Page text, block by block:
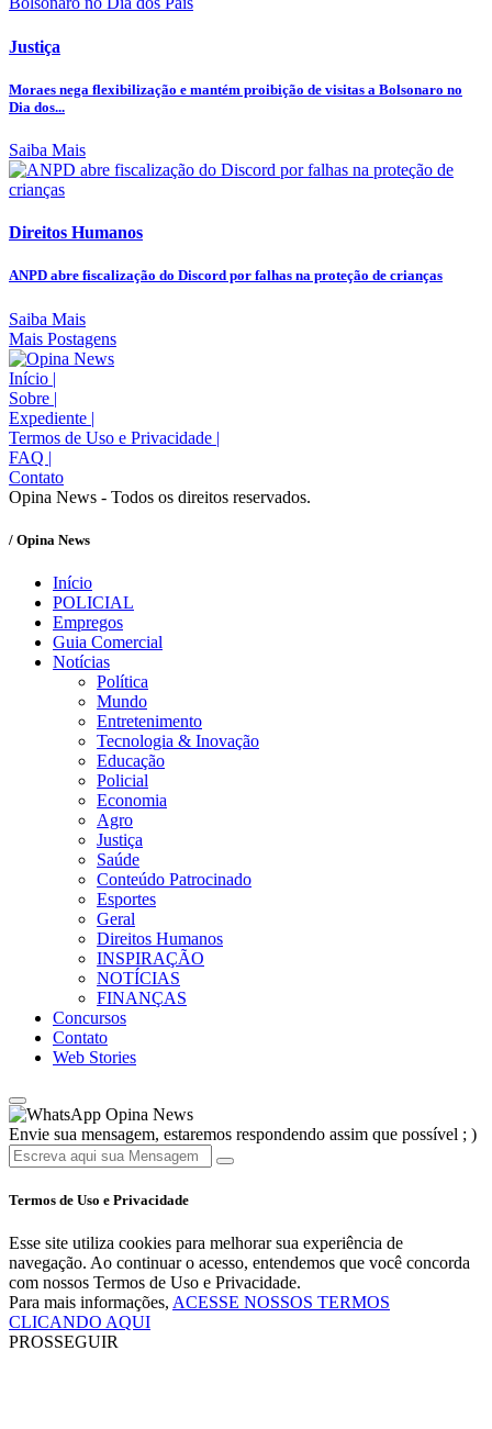
Justiça
Moraes nega flexibilização e mantém proibição de visitas a Bolsonaro no
Dia dos...
Saiba Mais
Direitos Humanos
ANPD abre fiscalização do Discord por falhas na proteção de crianças
Saiba Mais
Mais Postagens
Início |
Sobre |
Expediente |
Termos de Uso e Privacidade |
FAQ |
Contato
Opina News - Todos os direitos reservados.
/ Opina News
Início
POLICIAL
Empregos
Guia Comercial
Notícias
Política
Mundo
Entretenimento
Tecnologia & Inovação
Educação
Policial
Economia
Agro
Justiça
Saúde
Conteúdo Patrocinado
Esportes
Geral
Direitos Humanos
INSPIRAÇÃO
NOTÍCIAS
FINANÇAS
Concursos
Contato
Web Stories
Opina News
Envie sua mensagem, estaremos respondendo assim que possível ; )
Termos de Uso e Privacidade
Esse site utiliza cookies para melhorar sua experiência de
navegação. Ao continuar o acesso, entendemos que você concorda
com nossos Termos de Uso e Privacidade.
Para mais informações, ACESSE NOSSOS TERMOS
CLICANDO AQUI
PROSSEGUIR